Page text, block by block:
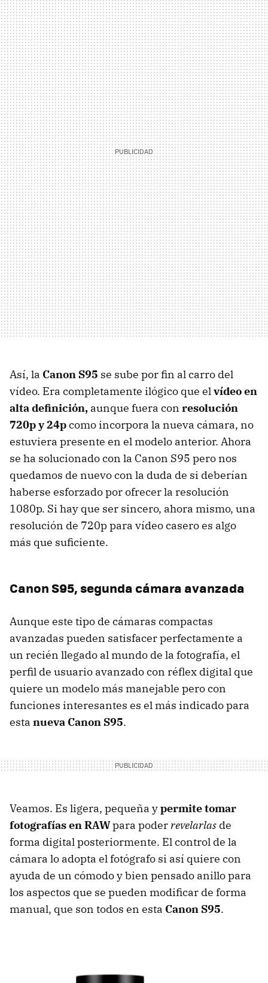
Así, la Canon S95 se sube por fin al carro del
vídeo. Era completamente ilógico que elvídeo en
alta definición, aunque fuera con resolución
720p y 24pcomo incorpora la nueva cámara, no
estuviera presente en el modelo anterior. Ahora
se ha solucionado con la Canon S95 pero nos
quedamos de nuevo con la duda de si deberían
haberse esforzado por ofrecer la resolución
1080p. Si hay que ser sincero, ahora mismo, una
resolución de 720p para vídeo casero es algo
más que suficiente.
Canon S95, segunda cámara avanzada
Aunque este tipo de cámaras compactas
avanzadas pueden satisfacer perfectamente a
un recién llegado al mundo de la fotografía, el
perfil de usuario avanzado con réflex digital que
quiere un modelo más manejable pero con
funciones interesantes es el más indicado para
esta nueva Canon S95.
Veamos. Es ligera, pequeña ypermite tomar
fotografías en RAWpara poderrevelarlas de
forma digital posteriormente. El control de la
cámara lo adopta el fotógrafo si así quiere con
ayuda de un cómodo y bien pensado anillo para
los aspectos que se pueden modificar de forma
manual, que son todos en esta Canon S95.